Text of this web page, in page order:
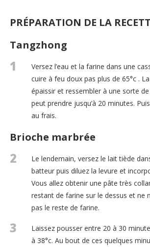
PRÉPARATION DE LA
Tangzhong
1
Versez l’eau et la farine dans une
cuire à feu doux pas plus de 65°c .
épaissir et ressembler à une sorte
peut prendre jusqu’à 20 minutes.
au frais.
Brioche marbrée
2
Le lendemain, versez le lait tiède
batteur puis diluez la levure et
Vous allez obtenir une pâte très
restant de farine sur le dessus et ne
pas le reste de farine.
3
Laissez pousser entre 20 à 30
à 38°c. Au bout de ces quelques